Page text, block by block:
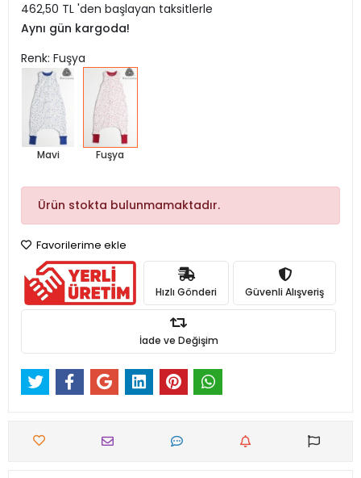
462,50 TL 'den başlayan taksitlerle
Aynı gün kargoda!
Renk: Fuşya
Mavi Fuşya
Ürün stokta bulunmamaktadır.
Favorilerime ekle
Hızlı Gönderi Güvenli Alışveriş
İade ve Değişim